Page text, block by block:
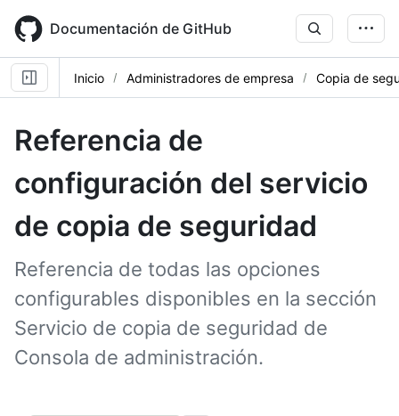
main
content
Documentación de GitHub
Inicio Administradores de empresa Copia de
Referencia de
configuración del servicio
de copia de seguridad
Referencia de todas las opciones
configurables disponibles en la sección
Servicio de copia de seguridad de
Consola de administración.